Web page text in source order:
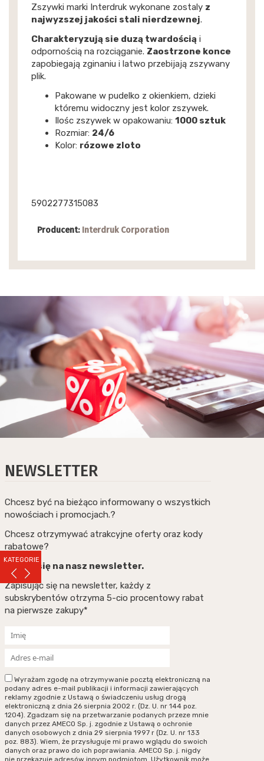
KATEGORIE
Zszywki marki Interdruk wykonane zostaly z
najwyzszej jakości stali nierdzewnej.
Charakteryzują sie duzą twardością i
odpornością na rozciąganie. Zaostrzone konce
zapobiegają zginaniu i latwo przebijają zszywany
plik.
Pakowane w pudelko z okienkiem, dzieki
któremu widoczny jest kolor zszywek.
Ilośc zszywek w opakowaniu: 1000 sztuk
Rozmiar: 24/6
Kolor: rózowe zloto
5902277315083
Producent: Interdruk Corporation
NEWSLETTER
Chcesz być na bieżąco informowany o wszystkich
nowościach i promocjach.?
Chcesz otrzymywać atrakcyjne oferty oraz kody
rabatowe?
Zapisz się na nasz newsletter.
Zapisując się na newsletter, każdy z
subskrybentów otrzyma 5-cio procentowy rabat
na pierwsze zakupy*
Wyrażam zgodę na otrzymywanie pocztą elektroniczną na
podany adres e-mail publikacji i informacji zawierających
reklamy zgodnie z Ustawą o świadczeniu usług drogą
elektroniczną z dnia 26 sierpnia 2002 r. (Dz. U. nr 144 poz.
1204). Zgadzam się na przetwarzanie podanych przeze mnie
danych przez AMECO Sp. j. zgodnie z Ustawą o ochronie
danych osobowych z dnia 29 sierpnia 1997 r (Dz. U. nr 133
poz. 883). Wiem, że przysługuje mi prawo wglądu do swoich
danych oraz prawo do ich poprawiania. AMECO Sp. j. nigdy